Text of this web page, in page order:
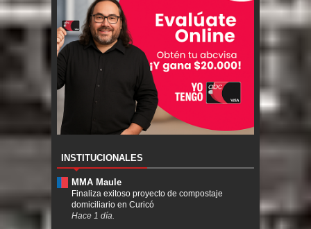
INSTITUCIONALES
MMA Maule
Finaliza exitoso proyecto de compostaje
domiciliario en Curicó
Hace 1 día.